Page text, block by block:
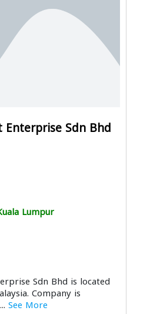
Enterprise Sdn Bhd
Lumpur
Sdn Bhd is located
Company is
See More